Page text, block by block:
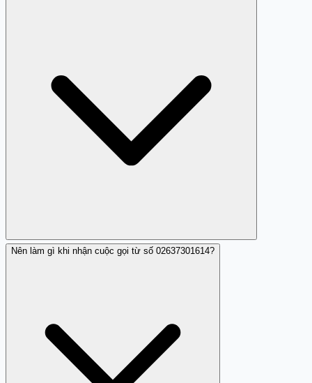
Cuộc gọi từ 02637301614 thường dùng giọng nói AI giả
Nên làm gì khi nhận cuộc gọi từ số 02637301614?